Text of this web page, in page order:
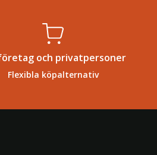
och privatpersoner
Flexibla köpalternativ